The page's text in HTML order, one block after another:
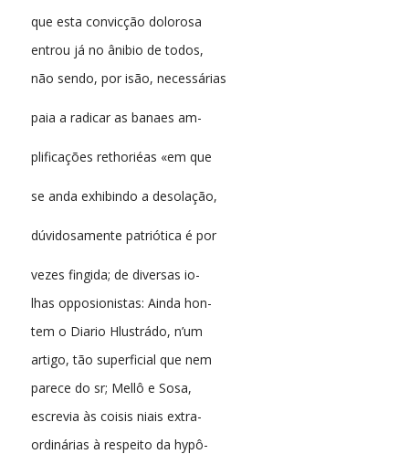
que esta convicção dolorosa
entrou já no ânibio de todos,
não sendo, por isão, necessárias
paia a radicar as banaes am-
plificações rethoriéas «em que
se anda exhibindo a desolação,
dúvidosamente patriótica é por
vezes fingida; de diversas io-
lhas opposionistas: Ainda hon-
tem o Diario Hlustrádo, n’um
artigo, tão superficial que nem
parece do sr; Mellô e Sosa,
escrevia às coisis niais extra-
ordinárias à respeito da hypô-